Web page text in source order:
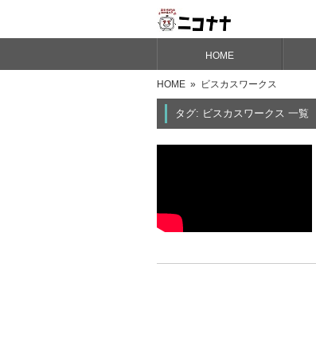
HOME
HOME » ビスカスワークス
タグ: ビスカスワークス 一覧